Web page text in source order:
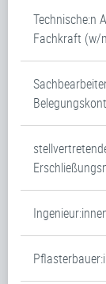
Technische:n
Fachkraft (w/